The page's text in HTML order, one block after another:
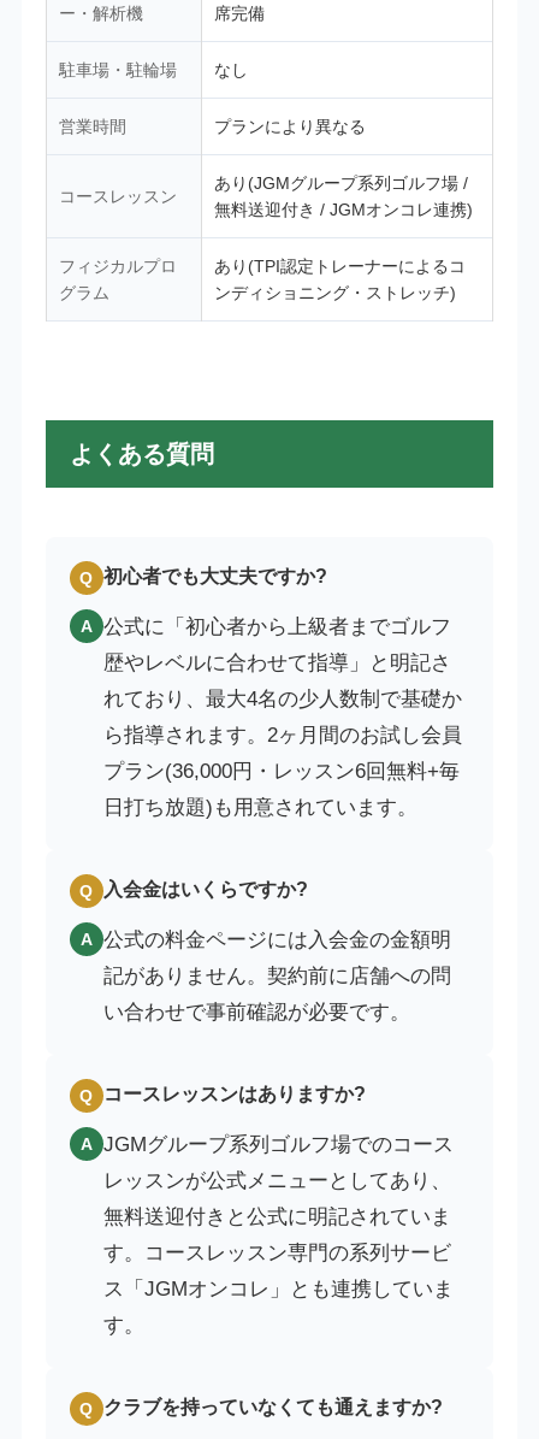
ー・解析機
席完備
駐車場・駐輪場 なし
営業時間 プランにより異なる
コースレッスン
あり(JGMグループ系列ゴルフ場 /
無料送迎付き / JGMオンコレ連携)
フィジカルプロ
グラム
あり(TPI認定トレーナーによるコ
ンディショニング・ストレッチ)
よくある質問
Q 初心者でも大丈夫ですか?
A 公式に「初心者から上級者までゴルフ
歴やレベルに合わせて指導」と明記さ
れており、最大4名の少人数制で基礎か
ら指導されます。2ヶ月間のお試し会員
プラン(36,000円・レッスン6回無料+毎
日打ち放題)も用意されています。
Q 入会金はいくらですか?
A 公式の料金ページには入会金の金額明
記がありません。契約前に店舗への問
い合わせで事前確認が必要です。
Q コースレッスンはありますか?
A JGMグループ系列ゴルフ場でのコース
レッスンが公式メニューとしてあり、
無料送迎付きと公式に明記されていま
す。コースレッスン専門の系列サービ
ス「JGMオンコレ」とも連携していま
す。
Q クラブを持っていなくても通えますか?